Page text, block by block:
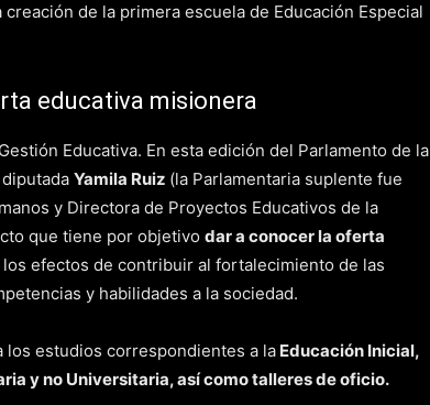
de la primera escuela de Educación Especial
educativa misionera
Educativa. En esta edición del Parlamento de la
Yamila Ruiz (la Parlamentaria suplente fue
y Directora de Proyectos Educativos de la
que tiene por objetivo dar a conocer la oferta
los efectos de contribuir al fortalecimiento de las
y habilidades a la sociedad.
estudios correspondientes a la Educación Inicial,
y no Universitaria, así como talleres de oficio.